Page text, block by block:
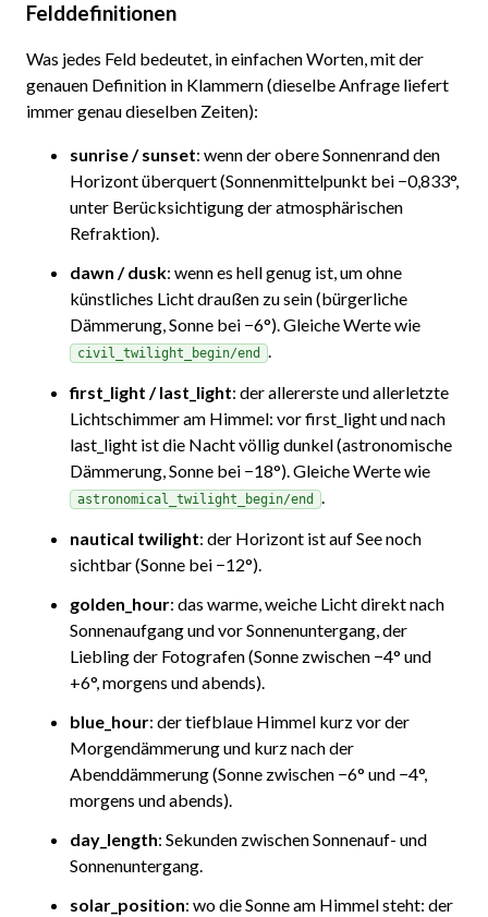
Felddefinitionen
Was jedes Feld bedeutet, in einfachen Worten, mit der
genauen Definition in Klammern (dieselbe Anfrage liefert
immer genau dieselben Zeiten):
sunrise / sunset: wenn der obere Sonnenrand den
Horizont überquert (Sonnenmittelpunkt bei −0,833°,
unter Berücksichtigung der atmosphärischen
Refraktion).
dawn / dusk: wenn es hell genug ist, um ohne
künstliches Licht draußen zu sein (bürgerliche
Dämmerung, Sonne bei −6°). Gleiche Werte wie
civil_twilight_begin/end
.
first_light / last_light: der allererste und allerletzte
Lichtschimmer am Himmel: vor first_light und nach
last_light ist die Nacht völlig dunkel (astronomische
Dämmerung, Sonne bei −18°). Gleiche Werte wie
astronomical_twilight_begin/end
.
nautical twilight: der Horizont ist auf See noch
sichtbar (Sonne bei −12°).
golden_hour: das warme, weiche Licht direkt nach
Sonnenaufgang und vor Sonnenuntergang, der
Liebling der Fotografen (Sonne zwischen −4° und
+6°, morgens und abends).
blue_hour: der tiefblaue Himmel kurz vor der
Morgendämmerung und kurz nach der
Abenddämmerung (Sonne zwischen −6° und −4°,
morgens und abends).
day_length: Sekunden zwischen Sonnenauf- und
Sonnenuntergang.
solar_position: wo die Sonne am Himmel steht: der